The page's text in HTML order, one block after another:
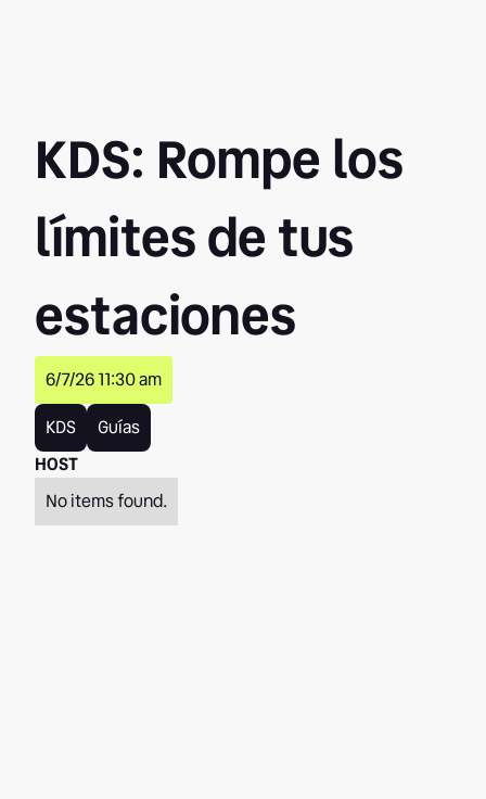
KDS: Rompe los
límites de tus
estaciones
6/7/26 11:30 am
KDS
Guías
HOST
No items found.